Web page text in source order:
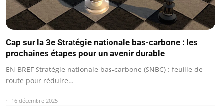
Cap sur la 3e Stratégie nationale bas-carbone : les
prochaines étapes pour un avenir durable
EN BREF Stratégie nationale bas-carbone (SNBC) : feuille de
route pour réduire…
16 décembre 2025